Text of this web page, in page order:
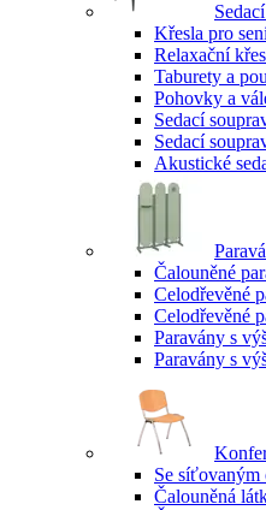
Křesla pro
Relaxační
Taburety a
Pohovky a
Sedací
Sedací
Akustické
Čalouněné
Celodřevěné
Celodřevěné
Paravány s
Paravány s
Se síťovaným
Čalouněná